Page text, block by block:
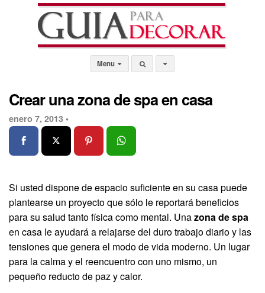
Menu
Crear una zona de spa en casa
enero 7, 2013 •
Si usted dispone de espacio suficiente en su casa puede
plantearse un proyecto que sólo le reportará beneficios
para su salud tanto física como mental. Unazona de spa
en casa le ayudará a relajarse del duro trabajo diario y las
tensiones que genera el modo de vida moderno. Un lugar
para la calma y el reencuentro con uno mismo, un
pequeño reducto de paz y calor.